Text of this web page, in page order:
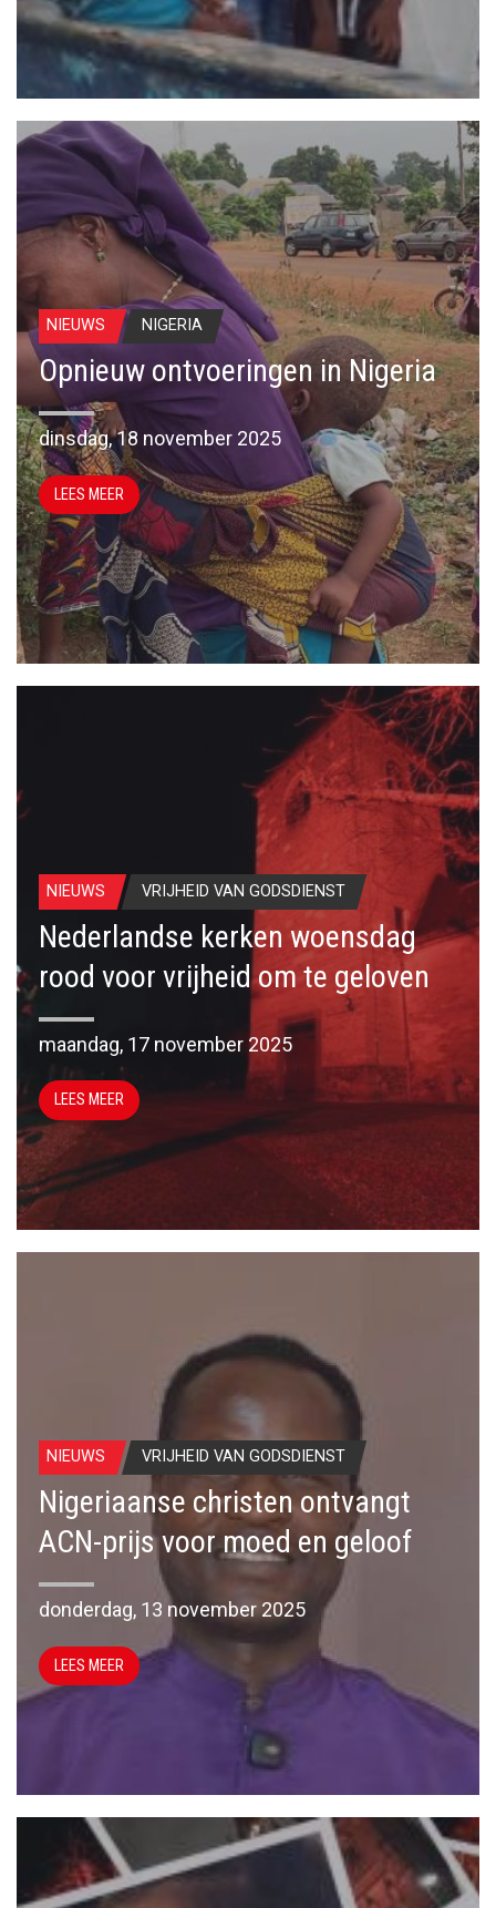
NIEUWS NIGERIA
Opnieuw ontvoeringen in Nigeria
dinsdag, 18 november 2025
LEES MEER
NIEUWS VRIJHEID VAN GODSDIENST
Nederlandse kerken woensdag
rood voor vrijheid om te geloven
maandag, 17 november 2025
LEES MEER
NIEUWS VRIJHEID VAN GODSDIENST
Nigeriaanse christen ontvangt
ACN-prijs voor moed en geloof
donderdag, 13 november 2025
LEES MEER